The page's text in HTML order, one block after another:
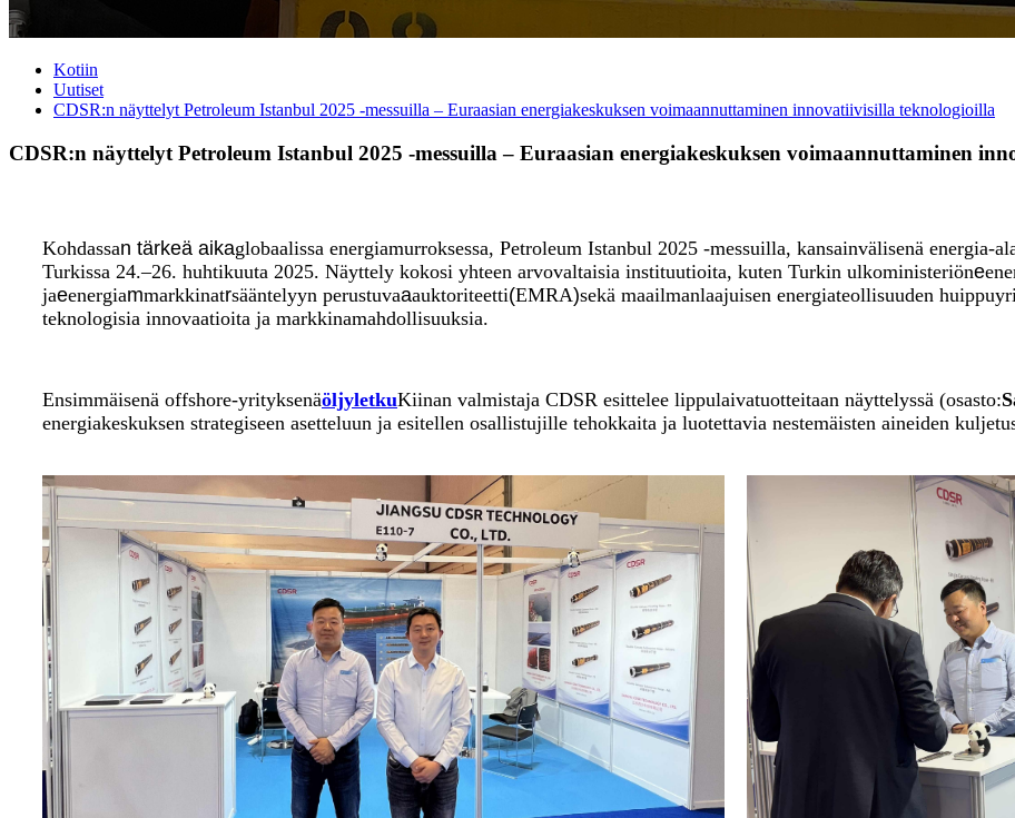
Kotiin
Uutiset
CDSR:n näyttelyt Petroleum Istanbul 2025 -messuilla – Euraasian energiakeskuksen voimaannuttaminen innovatiivisilla teknologioilla
CDSR:n näyttelyt Petroleum Istanbul 2025 -messuilla – Euraasian energiakeskuksen voimaannuttaminen
Kohdassan tärkeä aikaglobaalissa energiamurroksessa, Petroleum Istanbul 2025 -messuilla, kansainvälisenä energia-
Turkissa 24.–26. huhtikuuta 2025. Näyttely kokosi yhteen arvovaltaisia ​​instituutioita, kuten Turkin ulkoministeriöne
jaeenergiammarkkinatrsääntelyyn perustuvaaauktoriteetti(EMRA)sekä maailmanlaajuisen energiateollisuuden
teknologisia innovaatioita ja markkinamahdollisuuksia.
Ensimmäisenä offshore-yrityksenäöljyletkuKiinan valmistaja CDSR esittelee lippulaivatuotteitaan näyttelyssä (osasto:
energiakeskuksen strategiseen asetteluun ja esitellen osallistujille tehokkaita ja luotettavia nestemäisten aineiden